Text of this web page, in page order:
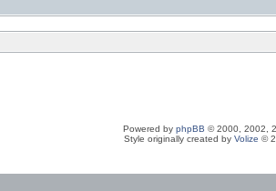
Powered by phpBB © 2000, 2002,
Style originally created by Volize ©